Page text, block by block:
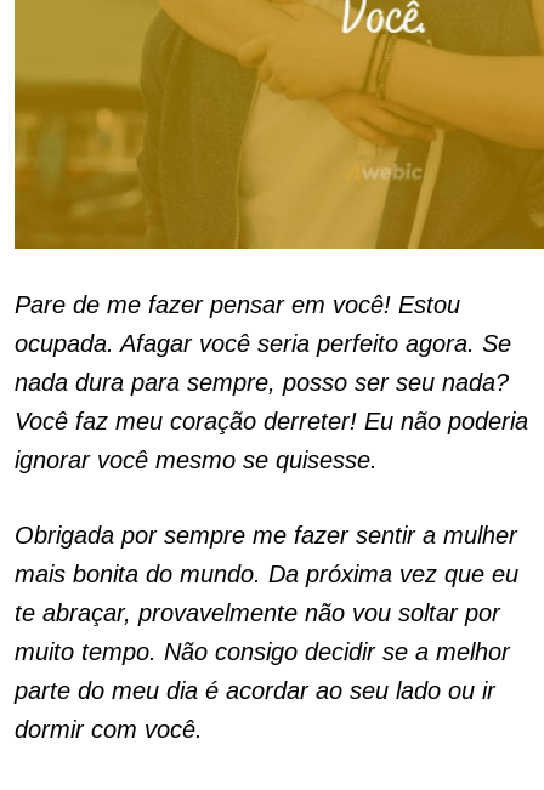
Pare de me fazer pensar em você! Estou
ocupada. Afagar você seria perfeito agora. Se
nada dura para sempre, posso ser seu nada?
Você faz meu coração derreter! Eu não poderia
ignorar você mesmo se quisesse.
Obrigada por sempre me fazer sentir a mulher
mais bonita do mundo. Da próxima vez que eu
te abraçar, provavelmente não vou soltar por
muito tempo. Não consigo decidir se a melhor
parte do meu dia é acordar ao seu lado ou ir
dormir com você.